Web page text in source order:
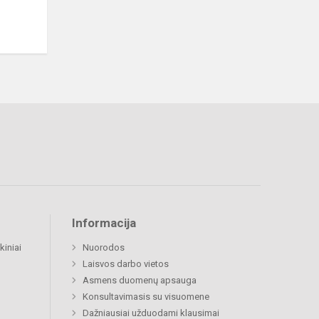
Informacija
Nuorodos
Laisvos darbo vietos
Asmens duomenų apsauga
Konsultavimasis su visuomene
Dažniausiai užduodami klausimai